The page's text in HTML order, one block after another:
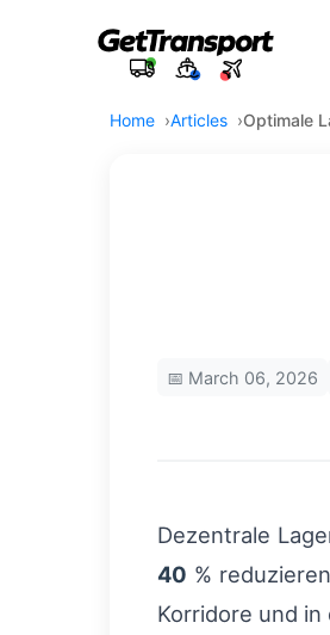
Home Articles Optimale
📅 March 06, 2026
Dezentrale
40 %
Korridore und